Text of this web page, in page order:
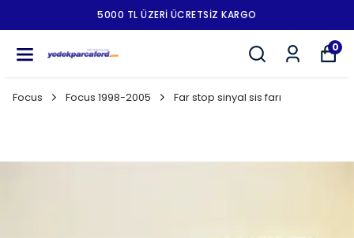
5000 TL ÜZERI ÜCRETSIZ KARGO
0
Focus Focus 1998-2005 Far stop sinyal sis farı